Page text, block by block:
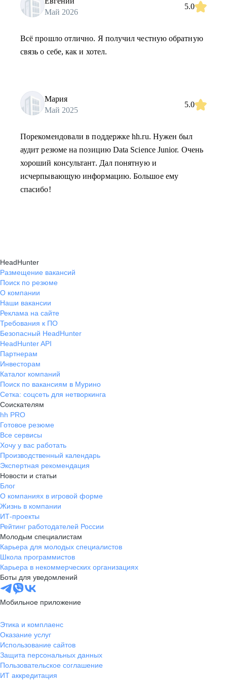
Май 2026
5.0
Всё прошло отлично. Я получил честную обратную
связь о себе, как и хотел.
Мария
Май 2025
5.0
Порекомендовали в поддержке hh.ru. Нужен был
аудит резюме на позицию Data Science Junior. Очень
хороший консультант. Дал понятную и
исчерпывающую информацию. Большое ему
спасибо!
HeadHunter
Размещение вакансий
Поиск по резюме
О компании
Наши вакансии
Реклама на сайте
Требования к ПО
Безопасный HeadHunter
HeadHunter API
Партнерам
Инвесторам
Каталог компаний
Поиск по вакансиям в Мурино
Сетка: соцсеть для нетворкинга
Соискателям
hh PRO
Готовое резюме
Все сервисы
Хочу у вас работать
Производственный календарь
Экспертная рекомендация
Новости и статьи
Блог
О компаниях в игровой форме
Жизнь в компании
ИТ-проекты
Рейтинг работодателей России
Молодым специалистам
Карьера для молодых специалистов
Школа программистов
Карьера в некоммерческих организациях
Боты для уведомлений
Мобильное приложение
Этика и комплаенс
Оказание услуг
Использование сайтов
Защита персональных данных
Пользовательское соглашение
ИТ аккредитация